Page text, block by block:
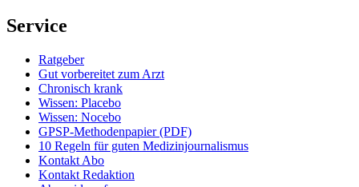
Service
Ratgeber
Gut vorbereitet zum Arzt
Chronisch krank
Wissen: Placebo
Wissen: Nocebo
GPSP-Methodenpapier (PDF)
10 Regeln für guten Medizinjournalismus
Kontakt Abo
Kontakt Redaktion